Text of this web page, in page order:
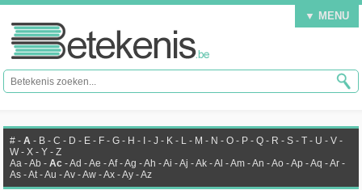
▼ MENU
# -A - B -C - D - E - F -G - H - -J - K - L - M - N -O - P -Q - R -S -T - U -V -
W-X -Y -Z
Aa -Ab -Ac -Ad -Ae -Af-Ag -Ah -Ai -Aj -Ak -Al -Am -An -Ao -Ap -Aq -Ar -
As -At-Au -Av -Aw -Ax -Ay -Az